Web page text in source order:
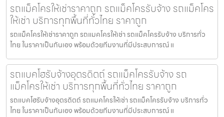
รถแม็คโครให้เช่าราคาถูก รถแม็คโครรับจ้าง รถแม็คโคร
ให้เช่า บริการทุกพื้นที่ทั่วไทย ราคาถูก
รถแม็คโครให้เช่าราคาถูก รถแมคโครให้เช่า รถแม็คโครรับจ้าง บริการทั่ว
ไทย ในราคาเป็นกันเอง พร้อมด้วยทีมงานที่มีประสบการณ์ แ
รถแบคโฮรับจ้างอุตรดิตถ์ รถแม็คโครรับจ้าง รถ
แม็คโครให้เช่า บริการทุกพื้นที่ทั่วไทย ราคาถูก
รถแบคโฮรับจ้างอุตรดิตถ์ รถแมคโครให้เช่า รถแม็คโครรับจ้าง บริการทั่ว
ไทย ในราคาเป็นกันเอง พร้อมด้วยทีมงานที่มีประสบการณ์ แ